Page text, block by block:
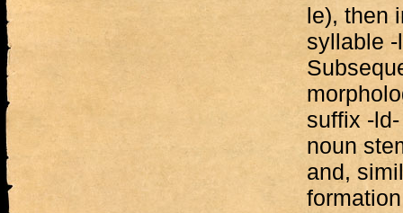
le), then
syllable
suffix -
noun
and,